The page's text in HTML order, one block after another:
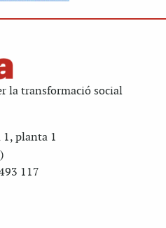
la transformació social
1, planta 1
117